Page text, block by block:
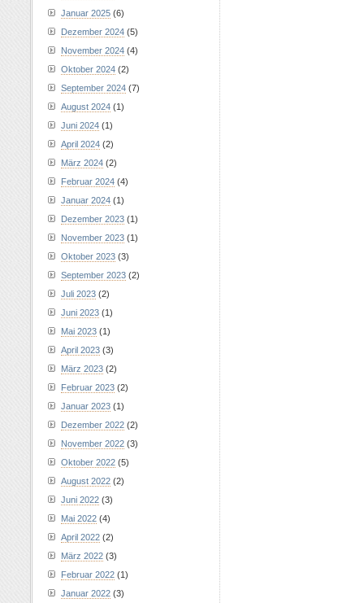
Januar 2025 (6)
Dezember 2024 (5)
November 2024 (4)
Oktober 2024 (2)
September 2024 (7)
August 2024 (1)
Juni 2024 (1)
April 2024 (2)
März 2024 (2)
Februar 2024 (4)
Januar 2024 (1)
Dezember 2023 (1)
November 2023 (1)
Oktober 2023 (3)
September 2023 (2)
Juli 2023 (2)
Juni 2023 (1)
Mai 2023 (1)
April 2023 (3)
März 2023 (2)
Februar 2023 (2)
Januar 2023 (1)
Dezember 2022 (2)
November 2022 (3)
Oktober 2022 (5)
August 2022 (2)
Juni 2022 (3)
Mai 2022 (4)
April 2022 (2)
März 2022 (3)
Februar 2022 (1)
Januar 2022 (3)